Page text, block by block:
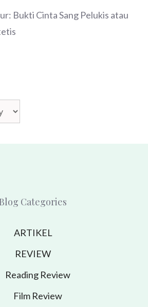
Bukti Cinta Sang Pelukis atau
Categories
ARTIKEL
REVIEW
Reading Review
Film Review